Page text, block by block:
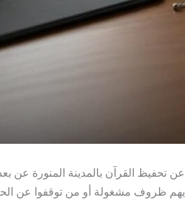
القرآن بالمدينة المنورة عن
ظروف مشغولة أو من توقفوا عن